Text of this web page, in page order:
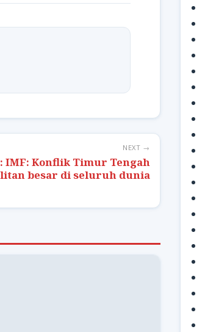
NEXT →
IMF: Konflik Timur Tengah
besar di seluruh dunia